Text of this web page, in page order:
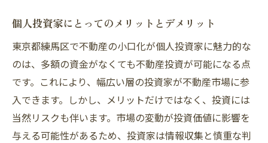
個人投資家にとってのメリットとデメリット
東京都練馬区で不動産の小口化が個人投資家に魅力的な
のは、多額の資金がなくても不動産投資が可能になる点
です。これにより、幅広い層の投資家が不動産市場に参
入できます。しかし、メリットだけではなく、投資には
当然リスクも伴います。市場の変動が投資価値に影響を
与える可能性があるため、投資家は情報収集と慎重な判